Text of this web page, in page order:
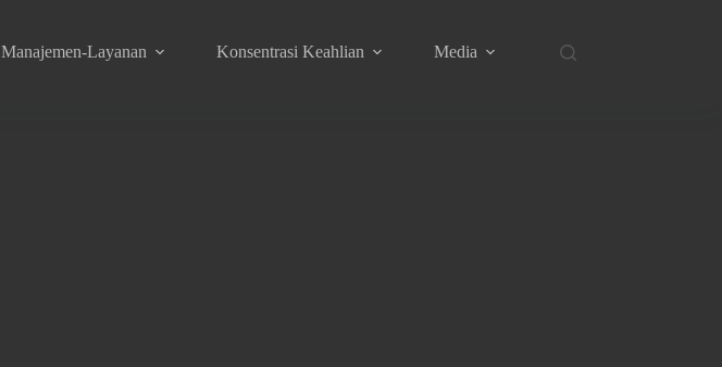
Manajemen-Layanan Konsentrasi Keahlian Media